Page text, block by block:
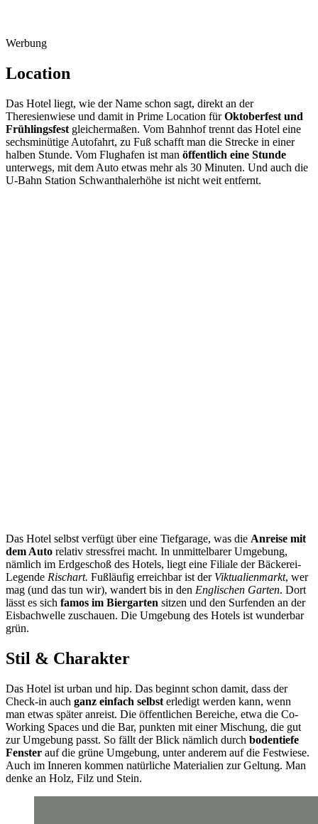
Werbung
Location
Das Hotel liegt, wie der Name schon sagt, direkt an der
Theresienwiese und damit in Prime Location fürOktoberfest und
Frühlingsfest gleichermaßen. Vom Bahnhof trennt das Hotel eine
sechsminütige Autofahrt, zu Fuß schafft man die Strecke in einer
halben Stunde. Vom Flughafen ist man öffentlich eine Stunde
unterwegs, mit dem Auto etwas mehr als 30 Minuten. Und auch die
U-Bahn Station Schwanthalerhöhe ist nicht weit entfernt.
Das Hotel selbst verfügt über eine Tiefgarage, was die Anreise mit
dem Auto relativ stressfrei macht. In unmittelbarer Umgebung,
nämlich im Erdgeschoß des Hotels, liegt eine Filiale der Bäckerei-
Legende Rischart. Fußläufig erreichbar ist der Viktualienmarkt, wer
mag (und das tun wir), wandert bis in den Englischen Garten. Dort
lässt es sich famos im Biergarten sitzen und den Surfenden an der
Eisbachwelle zuschauen. Die Umgebung des Hotels ist wunderbar
grün.
Stil & Charakter
Das Hotel ist urban und hip. Das beginnt schon damit, dass der
Check-in auch ganz einfach selbst erledigt werden kann, wenn
man etwas später anreist. Die öffentlichen Bereiche, etwa die Co-
Working Spaces und die Bar, punkten mit einer Mischung, die gut
zur Umgebung passt. So fällt der Blick nämlich durch bodentiefe
Fenster auf die grüne Umgebung, unter anderem auf die Festwiese.
Auch im Inneren kommen natürliche Materialien zur Geltung. Man
denke an Holz, Filz und Stein.